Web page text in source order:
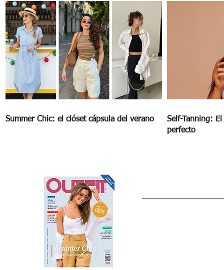
Summer Chic: el clóset cápsula del verano
Self-Tanning:
perfecto